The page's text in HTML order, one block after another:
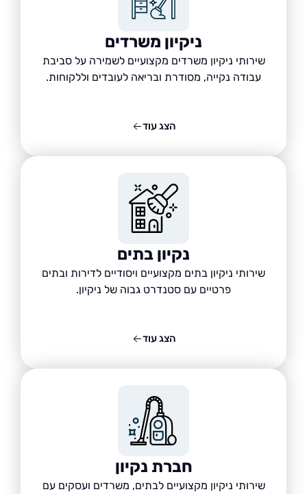
ניקיון משרדים
שירותי ניקיון משרדים מקצועיים לשמירה על סביבת
עבודה נקייה, מסודרת ובריאה לעובדים וללקוחות.
נקיון בתים
שירותי ניקיון בתים מקצועיים ויסודיים לדירות ובתים
פרטיים עם סטנדרט גבוה של ניקיון.
חברת נקיון
שירותי ניקיון מקצועיים לבתים, משרדים ועסקים עם